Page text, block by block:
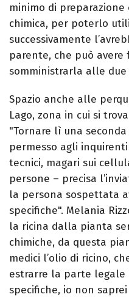
minimo di preparazione
chimica, per poterlo
successivamente
parente, che può
somministrarla alle due
Spazio anche alle
Lago, zona in cui si
"Tornare lì una
permesso agli
tecnici, magari sui
persone – precisa
la persona sospettata
specifiche". Melania
la ricina dalla pianta
chimiche, da questa
medici l’olio di ricino,
estrarre la parte legale
specifiche, io non